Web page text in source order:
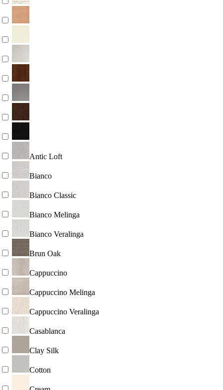
Antic Loft
Bianco
Bianco Classic
Bianco Melinga
Bianco Veralinga
Brun Oak
Cappuccino
Cappuccino Melinga
Cappuccino Veralinga
Casablanca
Clay Silk
Cotton